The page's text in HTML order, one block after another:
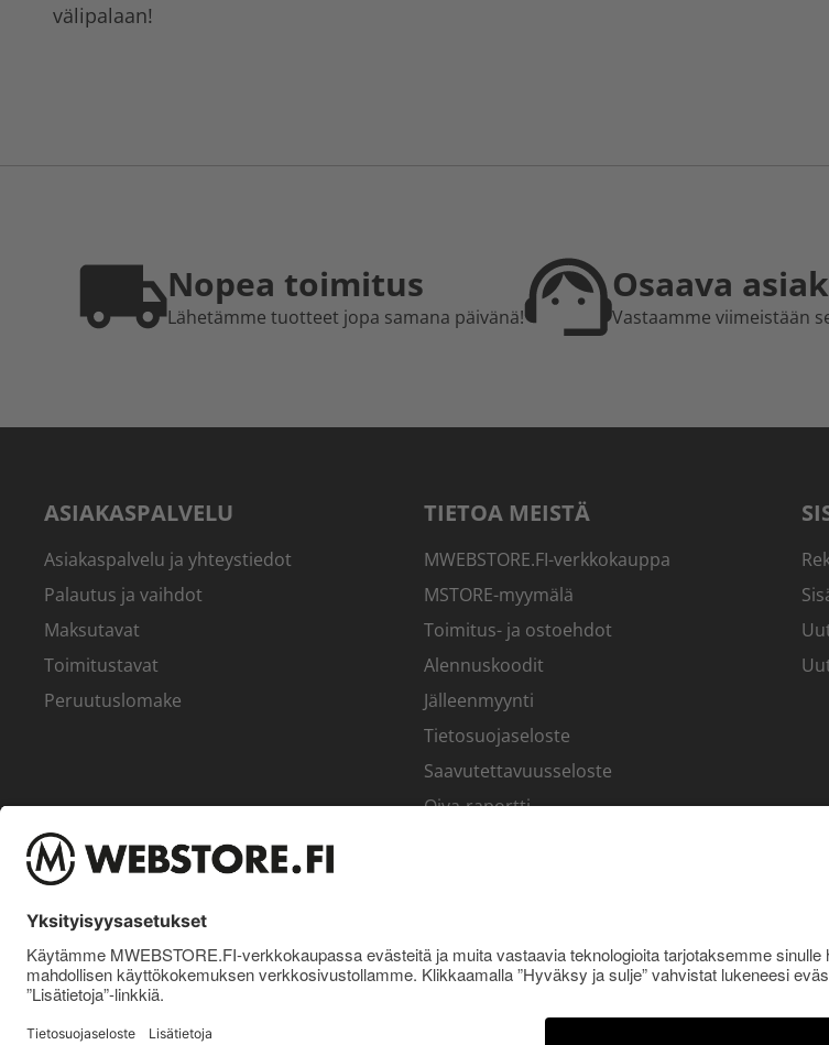
välipalaan!
Nopea toimitus
Lähetämme tuotteet jopa samana päivänä!
Osaava
Vastaamme viimeistään
ASIAKASPALVELU
Asiakaspalvelu ja yhteystiedot
Palautus ja vaihdot
Maksutavat
Toimitustavat
Peruutuslomake
TIETOA MEISTÄ
MWEBSTORE.FI-verkkokauppa
MSTORE-myymälä
Toimitus- ja ostoehdot
Alennuskoodit
Jälleenmyynti
Tietosuojaseloste
Saavutettavuusseloste
Oiva-raportti